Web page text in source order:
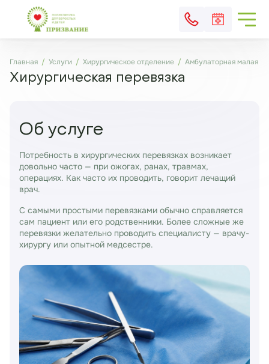
Главная Услуги Хирургическое отделение Амбулаторная малая
Хирургическая перевязка
Об услуге
Потребность в хирургических перевязках возникает
довольно часто — при ожогах, ранах, травмах,
операциях. Как часто их проводить, говорит лечащий
врач.
С самыми простыми перевязками обычно справляется
сам пациент или его родственники. Более сложные же
перевязки желательно проводить специалисту — врачу-
хирургу или опытной медсестре.